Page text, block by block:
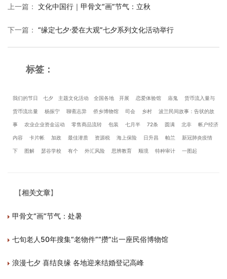
上一篇 ： 文化中国行｜甲骨文“画”节气：立秋
下一篇 ： “缘定七夕·爱在大观”七夕系列文化活动举行
标签：
我们的节日 七夕 主题文化活动 全国各地 开展 恋爱体验馆 庙鬼 货币流入量与
货币流出量 杨振宁 聊斋志异 侨乡博物馆 司会 乡村 波兰民间故事：告状的故
事 农业企业资金运动 零售商品流转 包装 七月半 72条 圆满 北非 帐户经济
内容 卡片帐 加政 最佳潜质 资源税 海上保险 日升昌 帕兰 新冠肺炎疫情
下 图解 瑟谷学校 有个 外汇风险 思辨教育 顺境 特种审计 一图起
【相关文章】
甲骨文“画”节气：处暑
七旬老人50年搜集“老物件”“攒”出一座民俗博物馆
浪漫七夕 喜结良缘 各地迎来结婚登记高峰